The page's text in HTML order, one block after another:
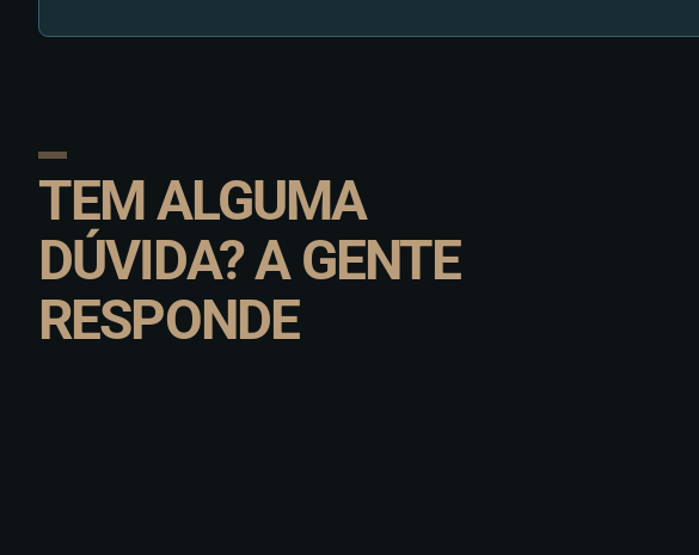
TEM ALGUMA
DÚVIDA? A GENTE
RESPONDE